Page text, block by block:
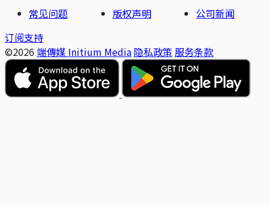
常见问题
版权声明
公司新闻
订阅支持
©2026 端傳媒 Initium Media 隐私政策 服务条款